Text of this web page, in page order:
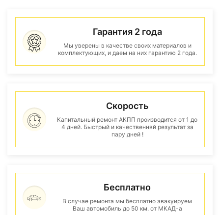
Гарантия 2 года
Мы уверены в качестве своих материалов и
комплектующих, и даем на них гарантию 2 года.
Скорость
Капитальный ремонт АКПП производится от 1 до
4 дней. Быстрый и качественнвй результат за
пару дней !
Бесплатно
В случае ремонта мы бесплатно эвакуируем
Ваш автомобиль до 50 км. от МКАД-а